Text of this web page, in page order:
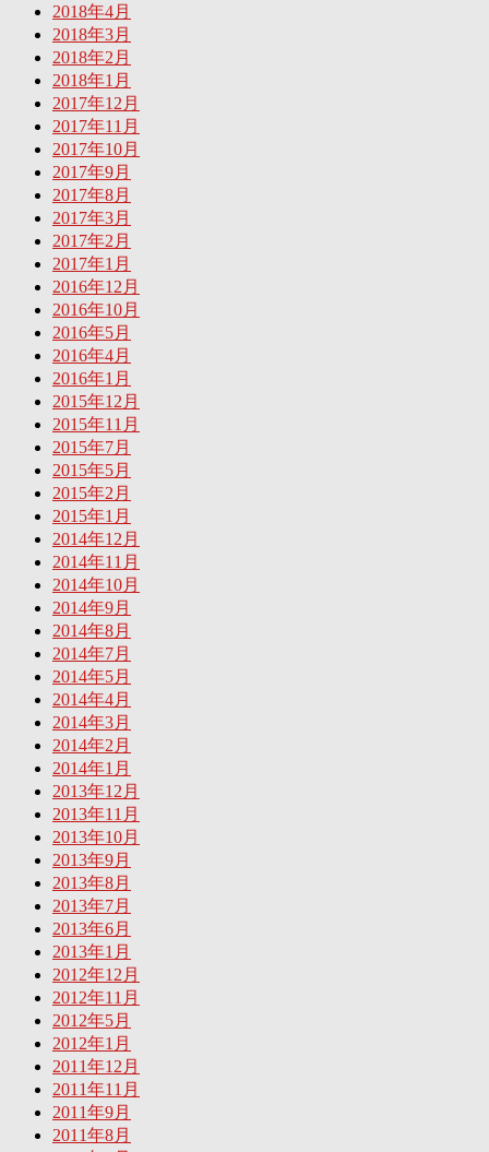
2018年4月
2018年3月
2018年2月
2018年1月
2017年12月
2017年11月
2017年10月
2017年9月
2017年8月
2017年3月
2017年2月
2017年1月
2016年12月
2016年10月
2016年5月
2016年4月
2016年1月
2015年12月
2015年11月
2015年7月
2015年5月
2015年2月
2015年1月
2014年12月
2014年11月
2014年10月
2014年9月
2014年8月
2014年7月
2014年5月
2014年4月
2014年3月
2014年2月
2014年1月
2013年12月
2013年11月
2013年10月
2013年9月
2013年8月
2013年7月
2013年6月
2013年1月
2012年12月
2012年11月
2012年5月
2012年1月
2011年12月
2011年11月
2011年9月
2011年8月